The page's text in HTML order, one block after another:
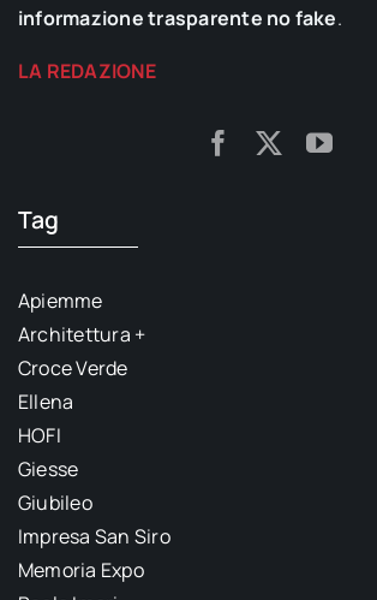
informazione trasparente no fake.
LA REDAZIONE
Tag
Apiemme
Architettura +
Croce Verde
Ellena
HOFI
Giesse
Giubileo
Impresa San Siro
Memoria Expo